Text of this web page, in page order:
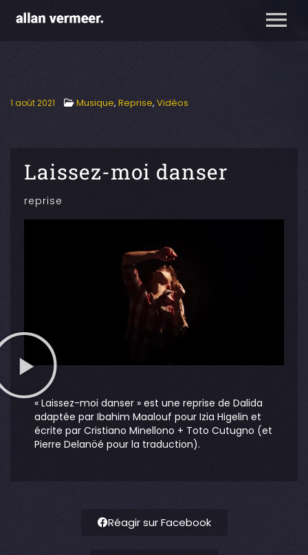
1 août 2021 Musique, Reprise, Vidéos
Laissez-moi danser
reprise
« Laissez-moi danser » est une reprise de Dalida
adaptée par Ibahim Maalouf pour Izia Higelin et
écrite par Cristiano Minellono + Toto Cutugno (et
Pierre Delanöé pour la traduction).
Réagir sur Facebook